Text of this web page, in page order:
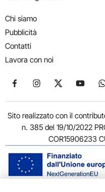
Chi siamo
Pubblicità
Contatti
Lavora con noi
Seguici su Facebook
Seguici suSeguici su X
Sito realizzato con il
n. 385 del 19/10/2022
COR15906233